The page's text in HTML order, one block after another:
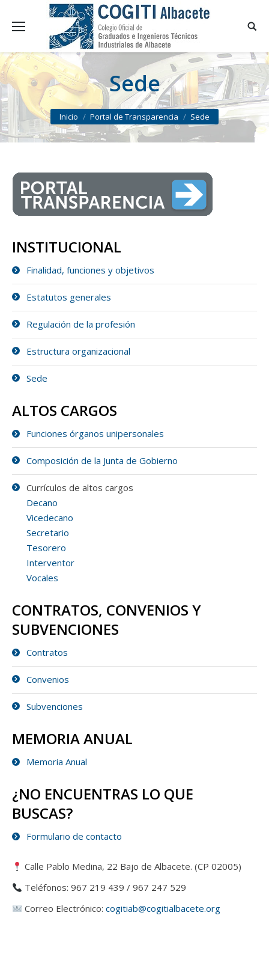
Sede
You are here:
Inicio Portal de Transparencia Sede
INSTITUCIONAL
Finalidad, funciones y objetivos
Estatutos generales
Regulación de la profesión
Estructura organizacional
Sede
ALTOS CARGOS
Funciones órganos unipersonales
Composición de la Junta de Gobierno
Currículos de altos cargos
Decano
Vicedecano
Secretario
Tesorero
Interventor
Vocales
CONTRATOS, CONVENIOS Y
SUBVENCIONES
Contratos
Convenios
Subvenciones
MEMORIA ANUAL
Memoria Anual
¿NO ENCUENTRAS LO QUE
BUSCAS?
Formulario de contacto
Calle Pablo Medina, 22 Bajo de Albacete. (CP 02005)
Teléfonos: 967 219 439 / 967 247 529
Correo Electrónico:cogitiab@cogitialbacete.org